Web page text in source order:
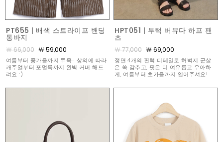
PT655 | 배색 스트라이프 밴딩
통바지
￦ 66,000 ￦ 59,000
여름부터 중가을까지 쭈욱- 상의에 따라
캐주얼부터 포멀룩까지 완벽 커버 해드
려요 :)
HPT051 | 투턱 버뮤다 하프 팬
츠
￦ 77,000 ￦ 69,000
정면 4개의 핀턱 디테일로 허벅지 군살
은 쏙 감추고, 핏은 더 여유롭고 우아하
게, 여름부터 초가을까지 입어주셔요!